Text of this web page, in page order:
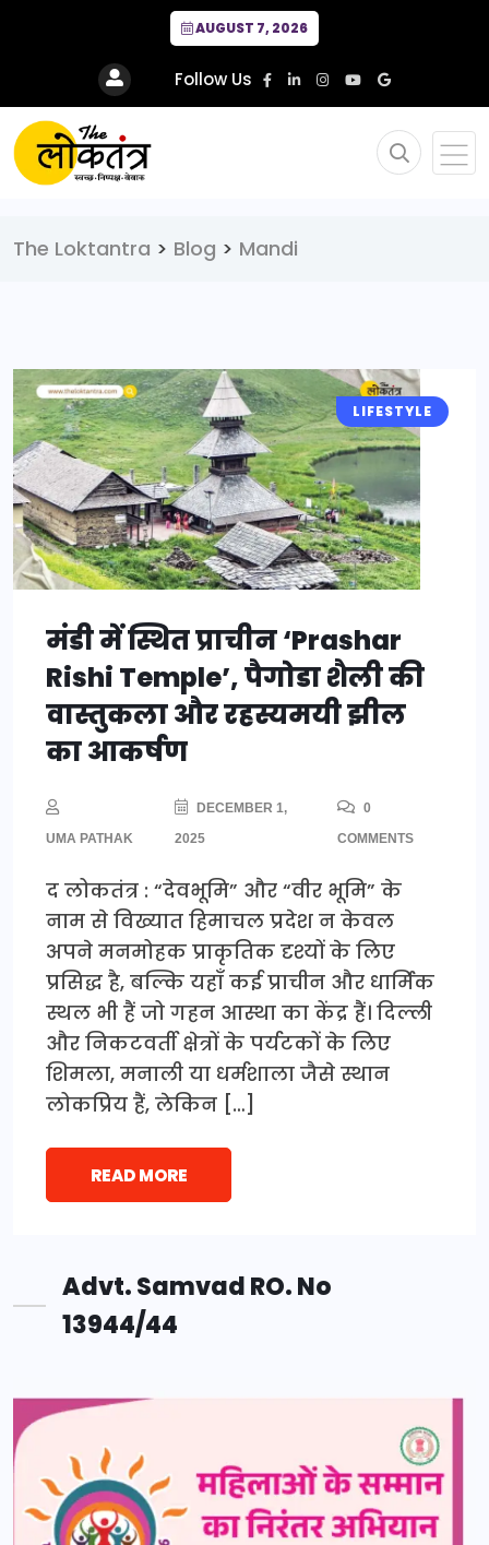
AUGUST 7, 2026
Follow Us
The Loktantra > Blog > Mandi
LIFESTYLE
मंडी में स्थित प्राचीन ‘Prashar
Rishi Temple’, पैगोडा शैली की
वास्तुकला और रहस्यमयी झील
का आकर्षण
UMA PATHAK
DECEMBER 1,
2025
0
COMMENTS
द लोकतंत्र : “देवभूमि” और “वीर भूमि” के
नाम से विख्यात हिमाचल प्रदेश न केवल
अपने मनमोहक प्राकृतिक दृश्यों के लिए
प्रसिद्ध है, बल्कि यहाँ कई प्राचीन और धार्मिक
स्थल भी हैं जो गहन आस्था का केंद्र हैं। दिल्ली
और निकटवर्ती क्षेत्रों के पर्यटकों के लिए
शिमला, मनाली या धर्मशाला जैसे स्थान
लोकप्रिय हैं, लेकिन […]
READ MORE
Advt. Samvad RO. No
13944/44